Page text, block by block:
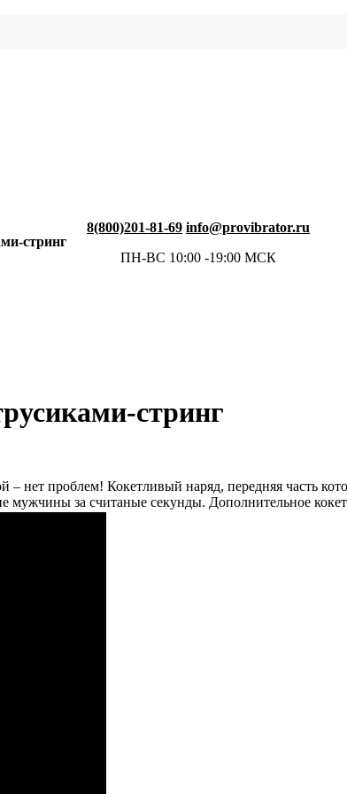
8(800)201-81-69 info@provibrator.ru
ПН-ВС 10:00 -19:00 МСК
стринг
стринг
нет проблем! Кокетливый наряд, передняя часть
мужчины за считаные секунды. Дополнительное